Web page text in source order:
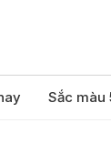
Sắc màu